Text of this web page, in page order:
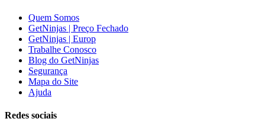
Quem Somos
GetNinjas | Preço Fechado
GetNinjas | Europ
Trabalhe Conosco
Blog do GetNinjas
Segurança
Mapa do Site
Ajuda
Redes sociais